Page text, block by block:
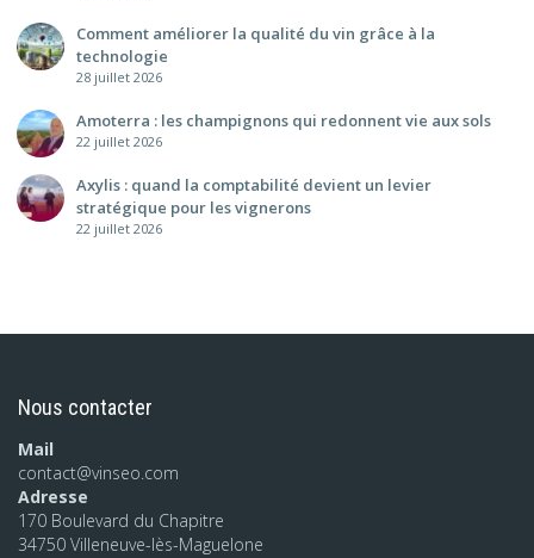
Comment améliorer la qualité du vin grâce à la
technologie
28 juillet 2026
Amoterra : les champignons qui redonnent vie aux sols
22 juillet 2026
Axylis : quand la comptabilité devient un levier
stratégique pour les vignerons
22 juillet 2026
Nous contacter
Mail
contact@vinseo.com
Adresse
170 Boulevard du Chapitre
34750 Villeneuve-lès-Maguelone